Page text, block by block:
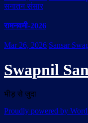
सनातन संसार
रामनवमी-2026
Mar 26, 2026 Sansar
Swapnil
भीड़ से जुदा
Proudly powered by